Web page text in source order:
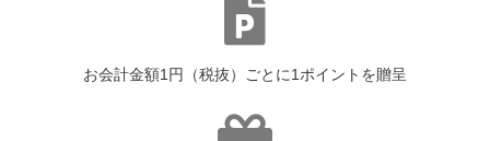
お会計金額1円（税抜）ごとに1ポイントを贈呈